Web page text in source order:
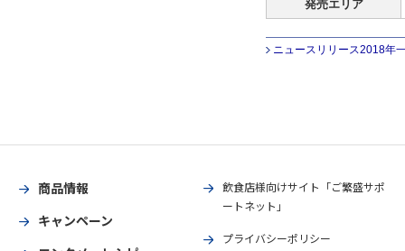
発売エリア
ニュースリリース2018年
商品情報
キャンペーン
飲食店様向けサイト「ご繁盛サポ
ートネット」
プライバシーポリシー